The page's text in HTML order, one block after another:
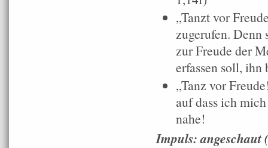
„Tanzt vor
zugerufen. Denn
zur Freude der
erfassen soll, ihn
„Tanz vor
auf dass ich
nahe!
Impuls: angeschaut